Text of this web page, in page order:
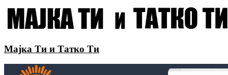
Мајка Ти и Татко Ти